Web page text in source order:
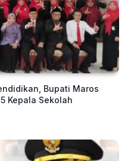
Bupati Maros
Kepala Sekolah